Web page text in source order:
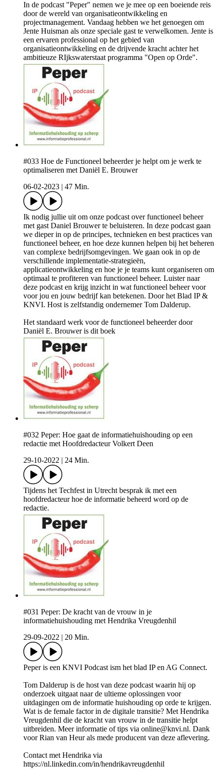
In de podcast "Peper" nemen we je mee op een boeiende reis
door de wereld van organisatieontwikkeling en
projectmanagement. Vandaag hebben we het genoegen om
Jente Huisman als onze speciale gast te verwelkomen. Jente is
een ervaren professional op het gebied van
organisatieontwikkeling en de drijvende kracht achter het
ambitieuze RIjkswaterstaat programma "Open op Orde".
#033 Hoe de Functioneel beheerder je helpt om je werk te
optimaliseren met Daniël E. Brouwer
06-02-2023
47 Min.
Ik nodig jullie uit om onze podcast over functioneel beheer
met gast Daniel Brouwer te beluisteren. In deze podcast gaan
we dieper in op de principes, technieken en best practices van
functioneel beheer, en hoe deze kunnen helpen bij het beheren
van complexe bedrijfsomgevingen. We gaan ook in op de
verschillende implementatie-strategieën,
applicatieontwikkeling en hoe je je teams kunt organiseren om
optimaal te profiteren van functioneel beheer. Luister naar
deze podcast en krijg inzicht in wat functioneel beheer voor
voor jou en jouw bedrijf kan betekenen. Door het Blad IP &
KNVI. Host is zelfstandig ondernemer Tom Dalderup.
Het standaard werk voor de functioneel beheerder door
Daniël E. Brouwer is dit boek
#032 Peper: Hoe gaat de informatiehuishouding op een
redactie met Hoofdredacteur Volkert Deen
29-10-2022
24 Min.
Tijdens het Techfest in Utrecht besprak ik met een
hoofdredacteur hoe de informatie beheerd word op de
redactie.
#031 Peper: De kracht van de vrouw in je
informatiehuishouding met Hendrika Vreugdenhil
29-09-2022
20 Min.
Peper is een KNVI Podcast ism het blad IP en AG Connect.
Tom Dalderup is de host van deze podcast waarin hij op
onderzoek uitgaat naar de ultieme oplossingen voor
uitdagingen om de informatie huishouding op orde te krijgen.
Wat is de female factor in de digitale transitie? Met Hendrika
Vreugdenhil die de kracht van vrouw in de transitie helpt
uitbreiden. Meer informatie of tips via online@knvi.nl. Dank
voor Rian van Heur als mede producent van deze aflevering.
Contact met Hendrika via
https://nl.linkedin.com/in/hendrikavreugdenhil